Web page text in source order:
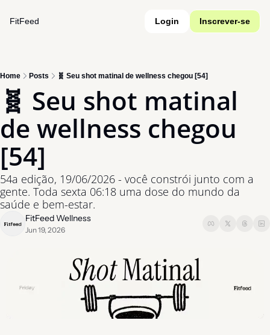
FitFeed Login Inscrever-se
Home Posts 🧬 Seu shot matinal de wellness chegou [54]
🧬 Seu shot matinal
de wellness chegou
[54]
54a edição, 19/06/2026 - você constrói junto com a
gente. Toda sexta 06:18 uma dose do mundo da
saúde e bem-estar.
FitFeed Wellness
Jun 19, 2026